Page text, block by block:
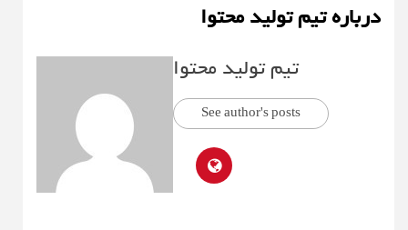
درباره تیم تولید محتوا
تیم تولید محتوا
See author's posts